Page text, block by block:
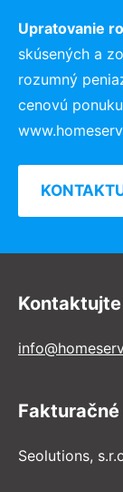
Upratovanie
skúsených a
rozumný
cenovú
Seolutions,